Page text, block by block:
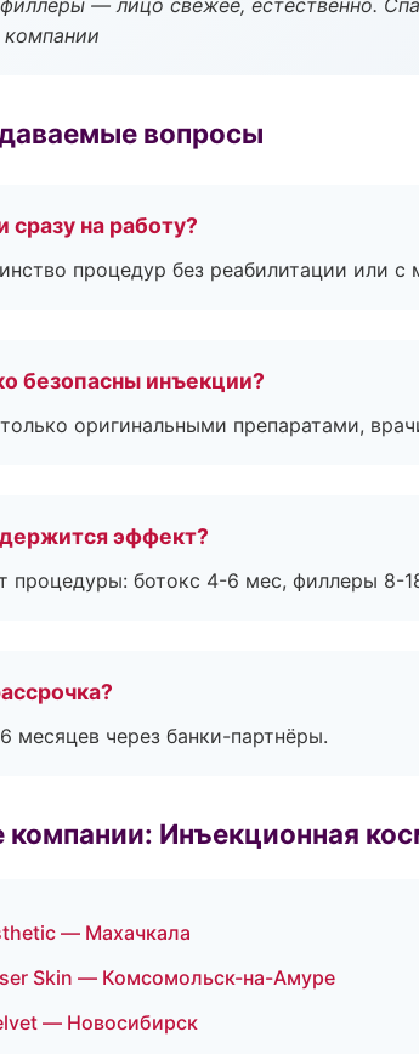
— лицо свежее, естественно.
вопросы
на работу?
процедур без реабилитации или
безопасны инъекции?
оригинальными препаратами,
эффект?
процедуры: ботокс 4-6 мес, филлеры 8-
месяцев через банки-партнёры.
Инъекционная
— Махачкала
Skin — Комсомольск-на-Амуре
— Новосибирск